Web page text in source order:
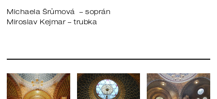
Michaela Šrůmová – soprán
Miroslav Kejmar – trubka